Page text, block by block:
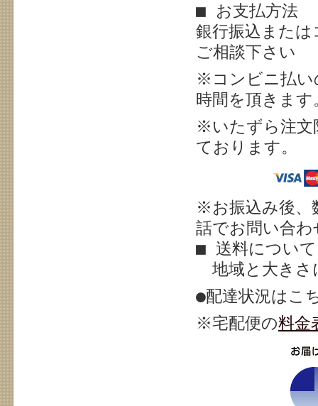
■ お支払方法
銀行振込また
ご相談下さい
※ コンビニ払
時間を頂きます
※いたずら注文
ております。
※お振込み後、
話でお問い合
■ 送料について
地域と大きさ
●配達状況はこ
※宅配便の料金